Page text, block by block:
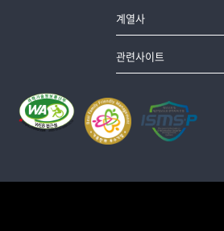
계열사
관련사이트